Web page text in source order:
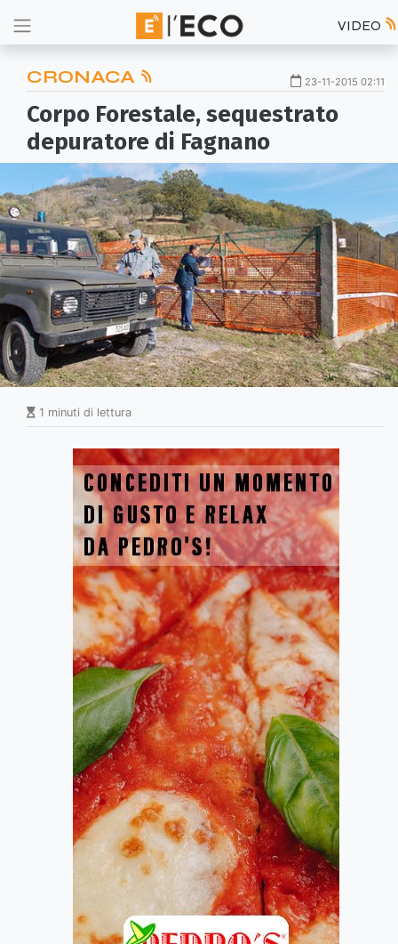
VIDEO
CRONACA 23-11-2015 02:11
Corpo Forestale, sequestrato
depuratore di Fagnano
1 minuti di lettura